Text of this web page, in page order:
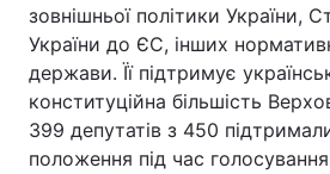
зовнішньої політики України,
України до ЄС, інших
держави. Її підтримує
конституційна більшість
399 депутатів з 450
положення під час